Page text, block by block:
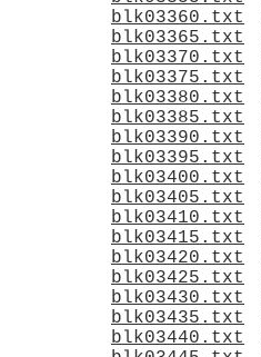
blk03360.txt
blk03365.txt
blk03370.txt
blk03375.txt
blk03380.txt
blk03385.txt
blk03390.txt
blk03395.txt
blk03400.txt
blk03405.txt
blk03410.txt
blk03415.txt
blk03420.txt
blk03425.txt
blk03430.txt
blk03435.txt
blk03440.txt